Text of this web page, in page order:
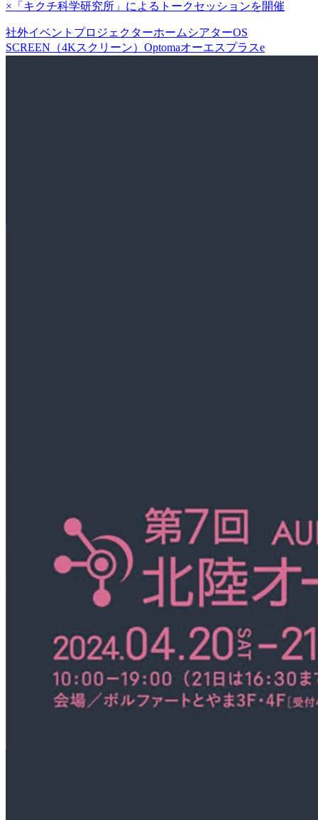
×「キクチ科学研究所」によるトークセッションを開催
社外イベント プロジェクターホームシアターOS
SCREEN（4Kスクリーン） Optomaオーエスプラスe